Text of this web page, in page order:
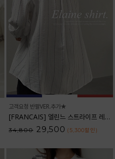
고객요청 반팔VER.추가★
[FRANCAIS] 엘린느 스트라이프 레이온 셔츠_F6S261SH
34,800 29,500 (5,300할인 )